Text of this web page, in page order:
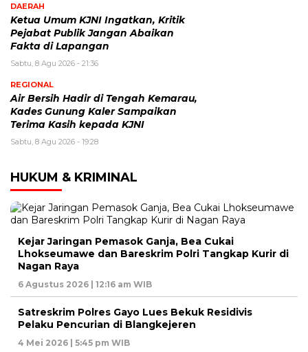
DAERAH
Ketua Umum KJNI Ingatkan, Kritik
Pejabat Publik Jangan Abaikan
Fakta di Lapangan
Sabtu, 8 Agu 2026 - 21:36
REGIONAL
Air Bersih Hadir di Tengah Kemarau,
Kades Gunung Kaler Sampaikan
Terima Kasih kepada KJNI
Sabtu, 8 Agu 2026 - 19:28
HUKUM & KRIMINAL
Kejar Jaringan Pemasok Ganja, Bea Cukai
Lhokseumawe dan Bareskrim Polri Tangkap Kurir di
Nagan Raya
6 Agustus 2026 | 12:16 am WIB
Satreskrim Polres Gayo Lues Bekuk Residivis
Pelaku Pencurian di Blangkejeren
4 Mei 2026 | 5:45 pm WIB